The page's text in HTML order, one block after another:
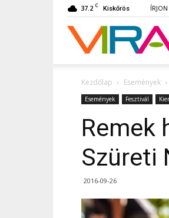
37.2 C Kiskőrös
VIRA
Kezdőlap Események
Események Fesztivál
Remek
Szüreti
2016-09-26